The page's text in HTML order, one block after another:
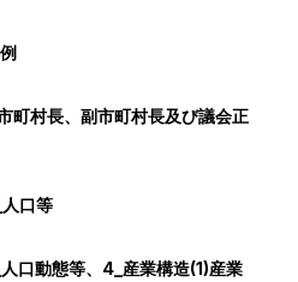
町村長、副市町村長及び議会正
口等
口動態等、4_産業構造(1)産業